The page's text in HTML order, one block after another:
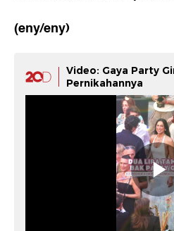
(eny/eny)
Video: Gaya Party
Pernikahannya